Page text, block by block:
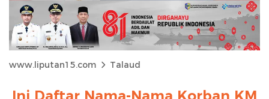
www.liputan15.com Talaud